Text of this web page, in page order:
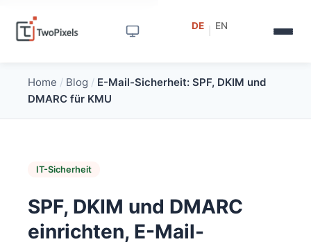
DE EN
Home / Blog / E-Mail-Sicherheit: SPF, DKIM und
DMARC für KMU
IT-Sicherheit
SPF, DKIM und DMARC
einrichten, E-Mail-